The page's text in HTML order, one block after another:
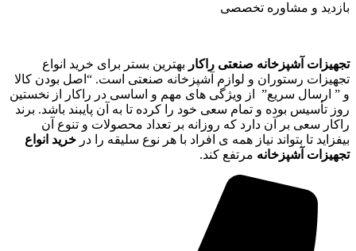
بازدید و مشاوره تخصصی
تجهیزات آشپزخانه صنعتی راکار بهترین بستر برای خرید انواع
تجهیزات رستوران و لوازم آشپزخانه صنعتی است. “اصل بودن کالا
و ” ارسال سریع” از ویژگی های مهم و اساسی در راکار از نخستین
روز تأسیس بوده و تمام سعی خود را کرده تا به آن پایبند باشد. برند
راکار سعی بر آن دارد که روزانه بر تعداد محصولات و تنوع آن
بیفزاید تا بتواند نیاز همه ی افراد با هر نوع سلیقه را در خرید انواع
تجهیزات آشپزخانه مرتفع کند.